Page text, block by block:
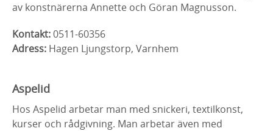
av konstnärerna Annette och Göran Magnusson.
Kontakt:0511-60356
Adress: Hagen Ljungstorp, Varnhem
Aspelid
Hos Aspelid arbetar man med snickeri, textilkonst,
kurser och rådgivning. Man arbetar även med